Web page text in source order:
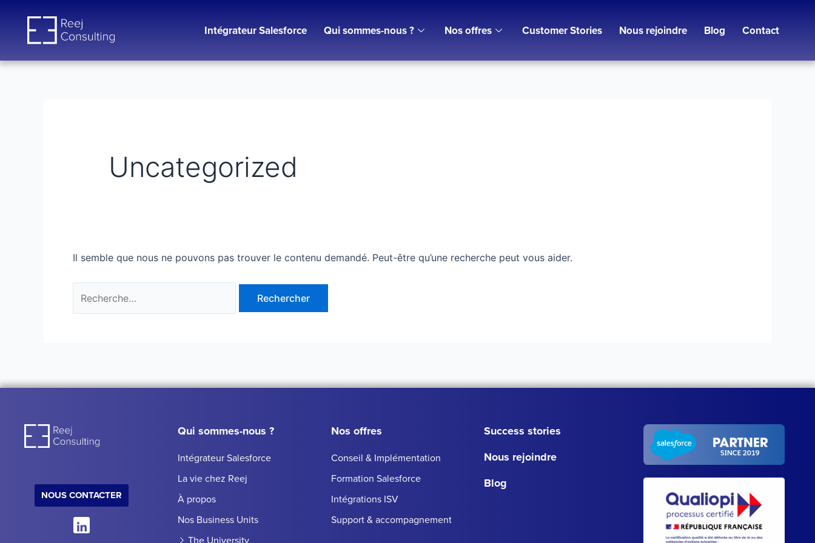
contenu
Intégrateur Salesforce Qui sommes-nous ? Nos offres Customer Stories Nous rejoindre Blog Contact
Uncategorized
Il semble que nous ne pouvons pas trouver le contenu demandé. Peut-être qu’une recherche peut vous aider.
NOUS CONTACTER
Qui sommes-nous ?
Intégrateur Salesforce
La vie chez Reej
À propos
Nos Business Units
Nos offres
Conseil & Implémentation
Formation Salesforce
Intégrations ISV
Support & accompagnement
Success stories
Nous rejoindre
Blog